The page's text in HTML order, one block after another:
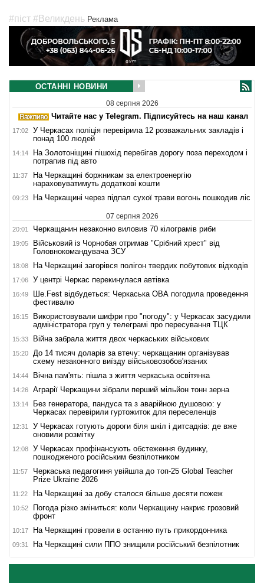
#піст #Великдень Реклама
ОСТАННІ НОВИНИ
08 серпня 2026
Читайте нас у Telegram. Підписуйтесь на наш канал
17:02
У Черкасах поліція перевірила 12 розважальних закладів і
понад 100 людей
14:14
На Золотоніщині пішохід перебігав дорогу поза переходом і
потрапив під авто
11:37
На Черкащині боржникам за електроенергію
нараховуватимуть додаткові кошти
09:23 На Черкащині через підпал сухої трави вогонь пошкодив ліс
07 серпня 2026
20:01 Черкащанин незаконно виловив 70 кілограмів риби
19:05
Військовий із Чорнобая отримав "Срібний хрест" від
Головнокомандувача ЗСУ
18:08 На Черкащині загорівся полігон твердих побутових відходів
17:06 У центрі Черкас перекинулася автівка
16:49
Ше.Fest відбудеться: Черкаська ОВА погодила проведення
фестивалю
16:15
Використовували шифри про "погоду": у Черкасах засудили
адміністратора груп у телеграмі про пересування ТЦК
15:33 Війна забрала життя двох черкаських військових
15:20
До 14 тисяч доларів за втечу: черкащанин організував
схему незаконного виїзду військовозобов'язаних
14:44 Вічна пам'ять: пішла з життя черкаська освітянка
14:26 Аграрії Черкащини зібрали перший мільйон тонн зерна
13:14
Без генератора, пандуса та з аварійною душовою: у
Черкасах перевірили гуртожиток для переселенців
12:31
У Черкасах готують дороги біля шкіл і дитсадків: де вже
оновили розмітку
12:08
У Черкасах профінансують обстеження будинку,
пошкодженого російським безпілотником
11:57
Черкаська педагогиня увійшла до топ-25 Global Teacher
Prize Ukraine 2026
11:22 На Черкащині за добу сталося більше десяти пожеж
10:52
Погода різко зміниться: коли Черкащину накриє грозовий
фронт
10:17 На Черкащині провели в останню путь прикордонника
09:31 На Черкащині сили ППО знищили російський безпілотник